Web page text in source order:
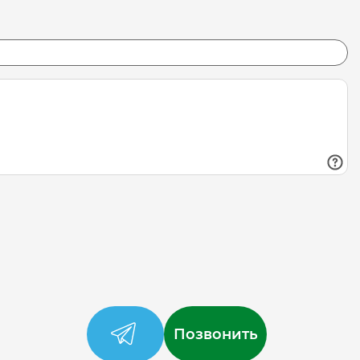
Позвонить